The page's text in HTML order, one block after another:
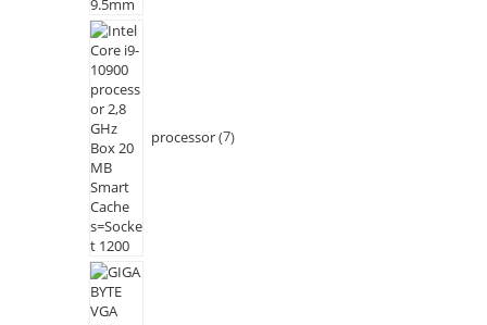
processor 7